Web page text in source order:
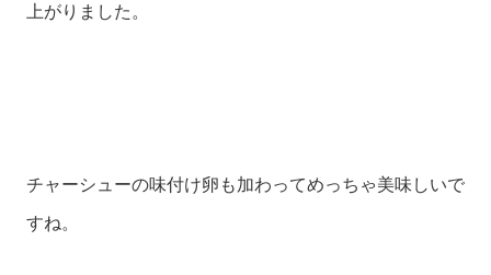
上がりました。
チャーシューの味付け卵も加わってめっちゃ美味しいで
すね。